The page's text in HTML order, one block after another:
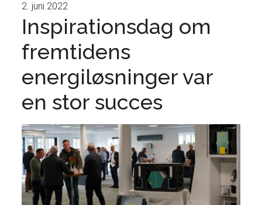
2. juni 2022
Inspirationsdag om
fremtidens
energiløsninger var
en stor succes